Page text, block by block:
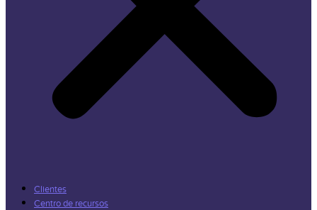
Clientes
Centro de recursos